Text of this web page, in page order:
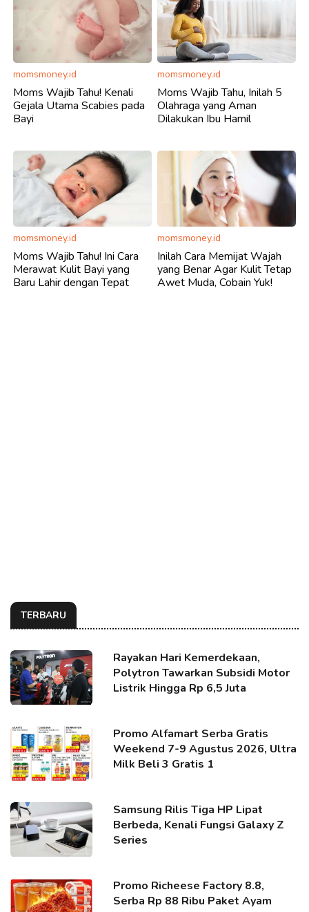
momsmoney.id
Moms Wajib Tahu! Kenali
Gejala Utama Scabies pada
Bayi
momsmoney.id
Moms Wajib Tahu, Inilah 5
Olahraga yang Aman
Dilakukan Ibu Hamil
momsmoney.id
Moms Wajib Tahu! Ini Cara
Merawat Kulit Bayi yang
Baru Lahir dengan Tepat
momsmoney.id
Inilah Cara Memijat Wajah
yang Benar Agar Kulit Tetap
Awet Muda, Cobain Yuk!
TERBARU
Rayakan Hari Kemerdekaan,
Polytron Tawarkan Subsidi Motor
Listrik Hingga Rp 6,5 Juta
Promo Alfamart Serba Gratis
Weekend 7-9 Agustus 2026, Ultra
Milk Beli 3 Gratis 1
Samsung Rilis Tiga HP Lipat
Berbeda, Kenali Fungsi Galaxy Z
Series
Promo Richeese Factory 8.8,
Serba Rp 88 Ribu Paket Ayam